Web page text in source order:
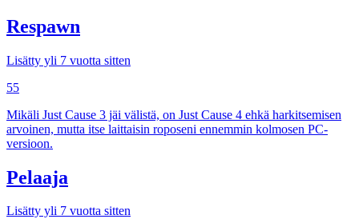
Respawn
Lisätty yli 7 vuotta sitten
55
Mikäli Just Cause 3 jäi välistä, on Just Cause 4 ehkä harkitsemisen
arvoinen, mutta itse laittaisin roposeni ennemmin kolmosen PC-
versioon.
Pelaaja
Lisätty yli 7 vuotta sitten